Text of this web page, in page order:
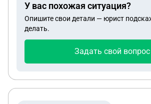
зло второму автовладельцу не еду
позвонили из ГАИ и сказали что я
в противном случае они составят
протокол за несоблюдения
заберут у меня права, я им сказал
права у меня, ответьте
У вас похожая ситуация?
Опишите свои детали — юрист
делать.
Задать свой вопрос